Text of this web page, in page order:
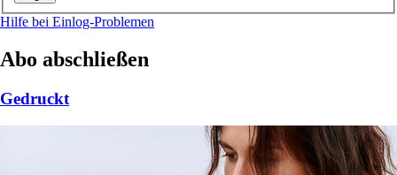
Hilfe bei Einlog-Problemen
Abo abschließen
Gedruckt